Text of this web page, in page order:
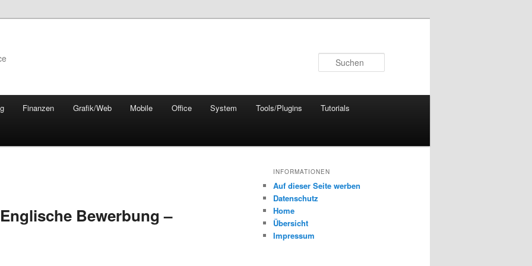
Finanzen Grafik/Web Mobile Office System Tools/Plugins Tutorials
Bewerbung –
INFORMATIONEN
Auf dieser Seite werben
Datenschutz
Home
Übersicht
Impressum